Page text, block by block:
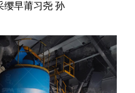
缨早莆习尧 孙